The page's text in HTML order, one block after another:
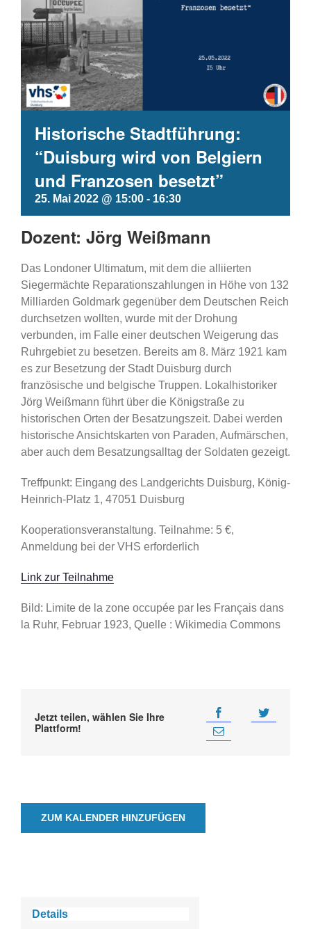
Historische Stadtführung:
“Duisburg wird von Belgiern
und Franzosen besetzt”
25. Mai 2022 @ 15:00 - 16:30
Dozent: Jörg Weißmann
Das Londoner Ultimatum, mit dem die alliierten
Siegermächte Reparationszahlungen in Höhe von 132
Milliarden Goldmark gegenüber dem Deutschen Reich
durchsetzen wollten, wurde mit der Drohung
verbunden, im Falle einer deutschen Weigerung das
Ruhrgebiet zu besetzen. Bereits am 8. März 1921 kam
es zur Besetzung der Stadt Duisburg durch
französische und belgische Truppen. Lokalhistoriker
Jörg Weißmann führt über die Königstraße zu
historischen Orten der Besatzungszeit. Dabei werden
historische Ansichtskarten von Paraden, Aufmärschen,
aber auch dem Besatzungsalltag der Soldaten gezeigt.
Treffpunkt: Eingang des Landgerichts Duisburg, König-
Heinrich-Platz 1, 47051 Duisburg
Kooperationsveranstaltung. Teilnahme: 5 €,
Anmeldung bei der VHS erforderlich
Link zur Teilnahme
Bild: Limite de la zone occupée par les Français dans
la Ruhr, Februar 1923, Quelle : Wikimedia Commons
Jetzt teilen, wählen Sie Ihre
Plattform!
ZUM KALENDER HINZUFÜGEN
Details